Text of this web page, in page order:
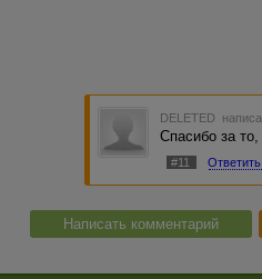
DELETED
Спасибо за
#11 Ответить
Написать комментарий